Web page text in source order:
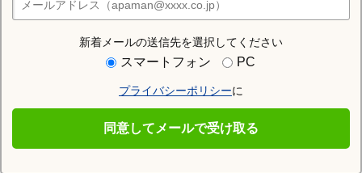
新着メールの送信先を選択してください
スマートフォン PC
プライバシーポリシーに
同意してメールで受け取る
店舗検索
住む街研究所で柴田郡柴田町の情報を見る
柴田郡柴田町の施設一覧